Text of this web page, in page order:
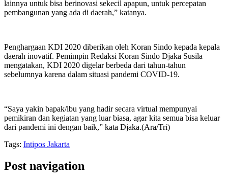
lainnya untuk bisa berinovasi sekecil apapun, untuk percepatan
pembangunan yang ada di daerah,” katanya.
Penghargaan KDI 2020 diberikan oleh Koran Sindo kepada kepala
daerah inovatif. Pemimpin Redaksi Koran Sindo Djaka Susila
mengatakan, KDI 2020 digelar berbeda dari tahun-tahun
sebelumnya karena dalam situasi pandemi COVID-19.
“Saya yakin bapak/ibu yang hadir secara virtual mempunyai
pemikiran dan kegiatan yang luar biasa, agar kita semua bisa keluar
dari pandemi ini dengan baik,” kata Djaka.(Ara/Tri)
Tags: Intipos Jakarta
Post navigation